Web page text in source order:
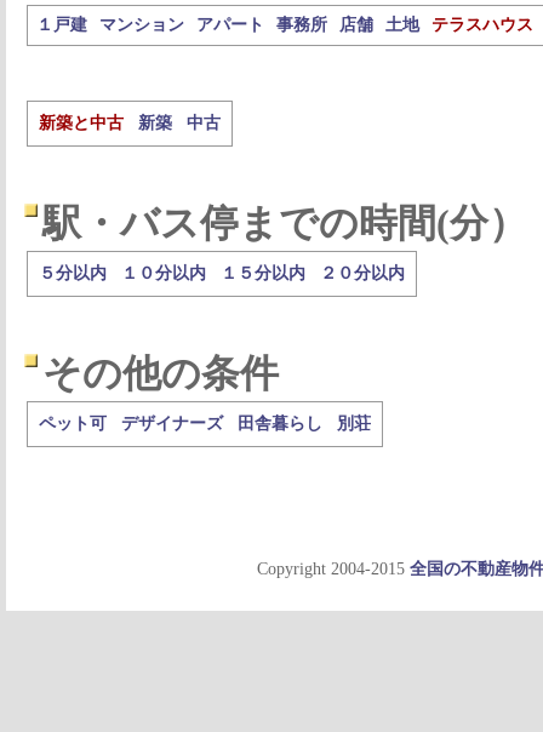
１戸建 マンション アパート 事務所 店舗 土地 テラスハウス
新築と中古 新築 中古
駅・バス停までの時間(分）
５分以内 １０分以内 １５分以内 ２０分以内
その他の条件
ペット可 デザイナーズ 田舎暮らし 別荘
Copyright 2004-2015 全国の不動産物